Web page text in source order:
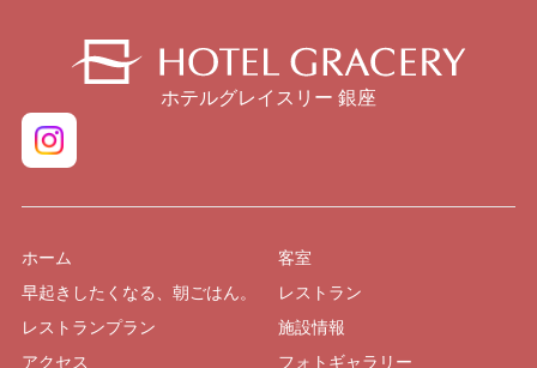
ホテルグレイスリー 銀座
ホーム
客室
早起きしたくなる、朝ごはん。
レストラン
レストランプラン
施設情報
アクセス
フォトギャラリー